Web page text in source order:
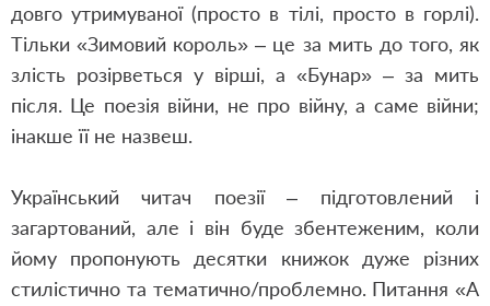
довго утримуваної (просто в тілі, просто в горлі).
Тільки «Зимовий король» – це за мить до того, як
злість розірветься у вірші, а «Бунар» – за мить
після. Це поезія війни, не про війну, а саме війни;
інакше її не назвеш.
Український читач поезії – підготовлений і
загартований, але і він буде збентеженим, коли
йому пропонують десятки книжок дуже різних
стилістично та тематично/проблемно. Питання «А